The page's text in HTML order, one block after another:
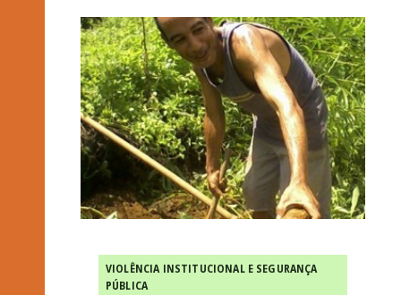
VIOLÊNCIA INSTITUCIONAL E SEGURANÇA
PÚBLICA